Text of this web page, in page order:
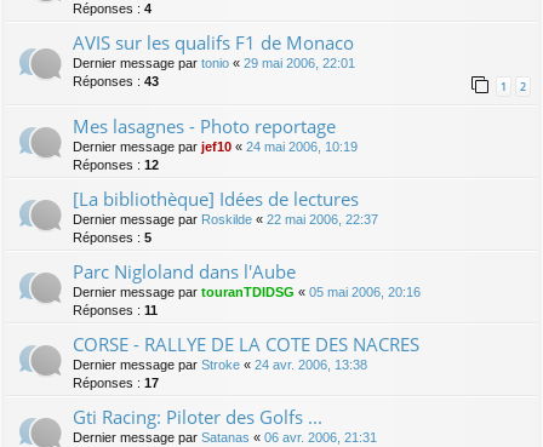
Réponses : 4
AVIS sur les qualifs F1 de Monaco
Dernier message par tonio « 29 mai 2006, 22:01
Réponses : 43 1 2
Mes lasagnes - Photo reportage
Dernier message par jef10 « 24 mai 2006, 10:19
Réponses : 12
[La bibliothèque] Idées de lectures
Dernier message par Roskilde « 22 mai 2006, 22:37
Réponses : 5
Parc Nigloland dans l'Aube
Dernier message par touranTDIDSG « 05 mai 2006, 20:16
Réponses : 11
CORSE - RALLYE DE LA COTE DES NACRES
Dernier message par Stroke « 24 avr. 2006, 13:38
Réponses : 17
Gti Racing: Piloter des Golfs ...
Dernier message par Satanas « 06 avr. 2006, 21:31